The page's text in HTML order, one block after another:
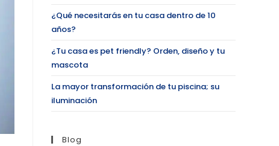
¿Qué necesitarás en tu casa dentro de 10
años?
¿Tu casa es pet friendly? Orden, diseño y tu
mascota
La mayor transformación de tu piscina; su
iluminación
Blog